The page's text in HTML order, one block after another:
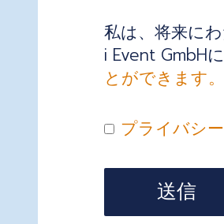
私は、将来に
i Event GmbH
とができます
プライバシ